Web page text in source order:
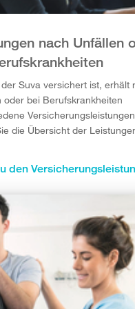
nach Unfällen
Suva versichert ist, erhält
oder bei Berufskrankheiten
die Übersicht der
den